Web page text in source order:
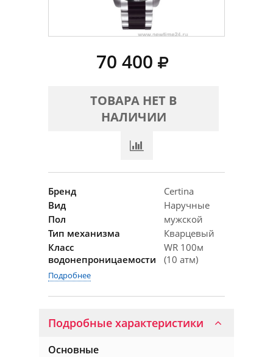
70 400
ТОВАРА НЕТ В
НАЛИЧИИ
Бренд
Certina
Вид
Наручные
Пол
мужской
Тип механизма
Кварцевый
Класс
водонепроницаемости
WR 100м
(10 атм)
Подробнее
Подробные характеристики
Основные